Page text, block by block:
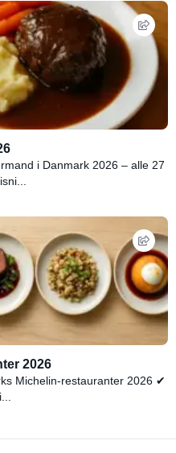
i Danmark 2026 – alle 27
2026
Michelin-restauranter 2026 ✔